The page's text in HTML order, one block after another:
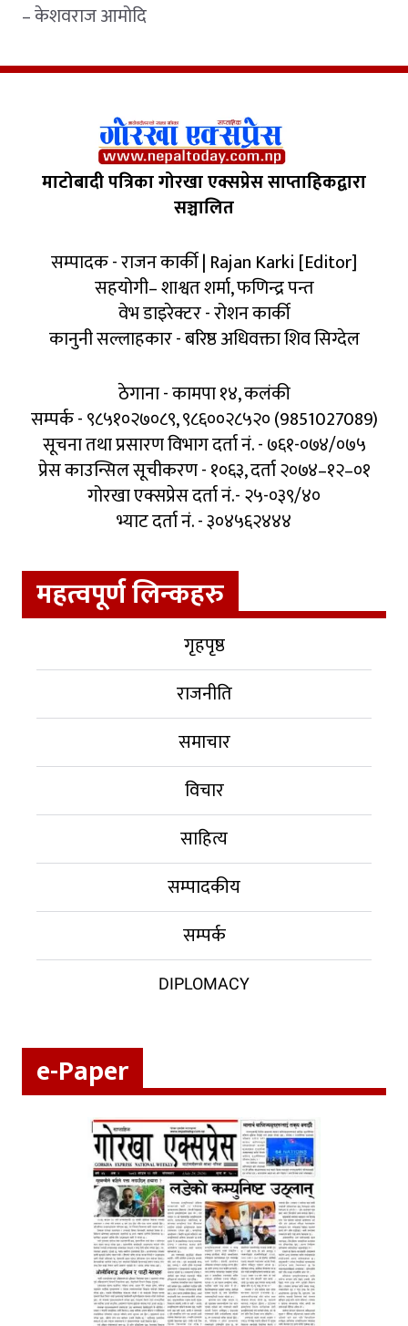
– केशवराज आमोदि
माटोबादी पत्रिका गोरखा एक्सप्रेस साप्ताहिकद्वारा
सञ्चालित
सम्पादक - राजन कार्की | Rajan Karki [Editor]
सहयोगी– शाश्वत शर्मा, फणिन्द्र पन्त
वेभ डाइरेक्टर - रोशन कार्की
कानुनी सल्लाहकार - बरिष्ठ अधिवक्ता शिव सिग्देल
ठेगाना - कामपा १४, कलंकी
सम्पर्क - ९८५१०२७०८९, ९८६००२८५२० (9851027089)
सूचना तथा प्रसारण विभाग दर्ता नं. - ७६१-०७४/०७५
प्रेस काउन्सिल सूचीकरण - १०६३, दर्ता २०७४–१२–०१
गोरखा एक्सप्रेस दर्ता नं.- २५-०३९/४०
भ्याट दर्ता नं. - ३०४५६२४४४
महत्वपूर्ण लिन्कहरु
गृहपृष्ठ
राजनीति
समाचार
विचार
साहित्य
सम्पादकीय
सम्पर्क
DIPLOMACY
e-Paper